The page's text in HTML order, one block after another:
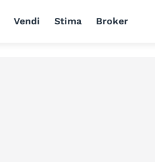
Vendi Stima Broker